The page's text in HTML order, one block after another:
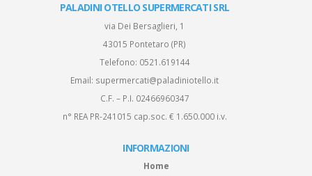
PALADINI OTELLO SUPERMERCATI SRL
via Dei Bersaglieri, 1
43015 Pontetaro (PR)
Telefono: 0521.619144
Email: supermercati@paladiniotello.it
C.F. – P.I. 02466960347
n° REA PR-241015 cap.soc. € 1.650.000 i.v.
INFORMAZIONI
Home